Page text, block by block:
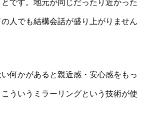
人でも結構会話が盛り上がりません
何かがあると親近感・安心感をもっ
ういうミラーリングという技術が使